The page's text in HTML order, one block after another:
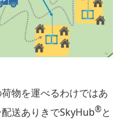
物を運べるわけではあ
送ありきでSkyHub®︎と